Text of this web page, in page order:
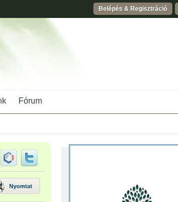
Belépés & Regisztráció
Fórum
Nyomtat